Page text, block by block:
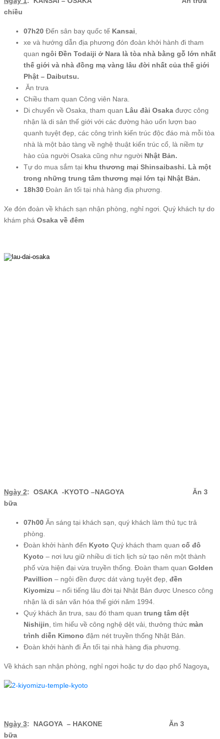
chiều
07h20 Đến sân bay quốc tế Kansai
xe và hướng dẫn địa phương đón đoàn khởi hành đi tham
quan ngôi Đền Todaiji ở Nara là tòa nhà bằng gỗ lớn nhất
thế giới và nhà đồng mạ vàng lâu đời nhất của thế giới
Phật – Daibutsu.
Ăn trưa
Chiều tham quan Công viên Nara.
Di chuyển về Osaka, tham quan Lâu đài Osaka được công
nhận là di sản thế giới với các đường hào uốn lượn bao
quanh tuyệt đẹp, các công trình kiến trúc độc đáo mà mỗi tòa
nhà là một bảo tàng về nghệ thuật kiến trúc cổ, là niềm tự
hào của người Osaka cũng như người Nhật Bản.
Tự do mua sắm tại khu thương mại Shinsaibashi. Là một
trong những trung tâm thương mại lớn tại Nhật Bản.
18h30 Đoàn ăn tối tại nhà hàng địa phương.
Xe đón đoàn về khách sạn nhận phòng, nghỉ ngơi. Quý khách tự do
khám phá Osaka về đêm
Ngày 2: OSAKA -KYOTO –NAGOYA Ăn 3
bữa
07h00 Ăn sáng tại khách sạn, quý khách làm thủ tục trả
phòng.
Đoàn khởi hành đến Kyoto Quý khách tham quan cố đô
Kyoto – nơi lưu giữ nhiều di tích lịch sử tạo nên một thành
phố vừa hiện đại vừa truyền thống. Đoàn tham quan Golden
Pavillion – ngôi đền được dát vàng tuyệt đẹp, đền
Kiyomizu – nổi tiếng lâu đời tại Nhật Bản được Unesco công
nhận là di sản văn hóa thế giới năm 1994.
Quý khách ăn trưa, sau đó tham quan trung tâm dệt
Nishijin , tìm hiểu về công nghệ dệt vải, thưởng thức màn
trình diễn Kimono đậm nét truyền thống Nhật Bản.
Đoàn khởi hành đi Ăn tối tại nhà hàng địa phương.
Về khách sạn nhận phòng, nghỉ ngơi hoặc tự do dạo phố Nagoya.
Ngày 3: NAGOYA – HAKONE Ăn 3
bữa